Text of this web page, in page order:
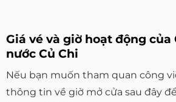
Giá vé và giờ hoạt động của
nước Củ Chi
Nếu bạn muốn tham quan công
thông tin về giờ mở cửa sau đây